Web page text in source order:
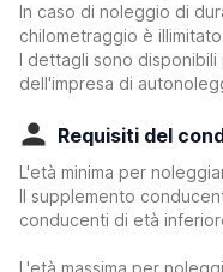
In caso di noleggio di
chilometraggio è
I dettagli sono
dell'impresa di
Requisiti del
L'età minima per
Il supplemento
conducenti di età
L'età massima per